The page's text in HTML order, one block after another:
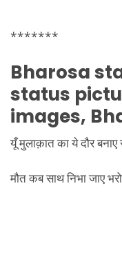
*******
Bharosa
status
images,
यूँ मुलाक़ात का ये दौर बनाए
मौत कब साथ निभा जाए